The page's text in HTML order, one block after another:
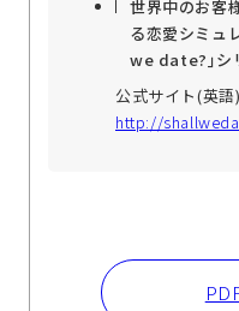
世界中のお客
る恋愛シミュ
we date?｣シ
公式サイト(英語
http://